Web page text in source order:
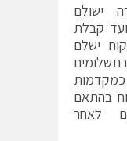
מהתמורה ישולם
ממועד קבלת
ישלם
בהתאם
לאחר